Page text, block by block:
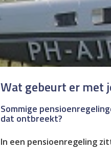
Wat gebeurt er met
Sommige
dat ontbreekt?
In een pensioenregeling